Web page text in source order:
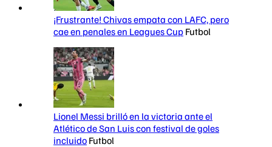
¡Frustrante! Chivas empata con LAFC, pero
cae en penales en Leagues Cup Futbol
Lionel Messi brilló en la victoria ante el
Atlético de San Luis con festival de goles
incluido Futbol